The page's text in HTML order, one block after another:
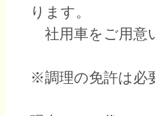
ります。
社用車をご用意
※調理の免許は必